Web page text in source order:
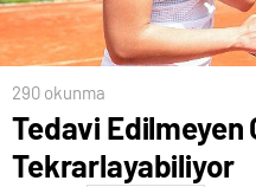
290 okunma
Tedavi Edilmeyen
Tekrarlayabiliyor